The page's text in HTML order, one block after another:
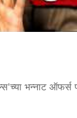
भन्नाट ऑफर्स